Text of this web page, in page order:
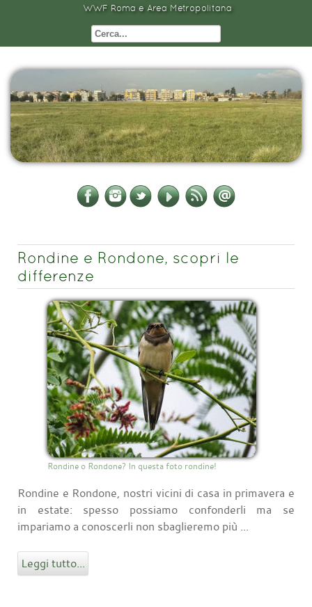
WWF Roma e Area Metropolitana
Rondine e Rondone, scopri le
differenze
Rondine o Rondone? In questa foto rondine!
Rondine e Rondone, nostri vicini di casa in primavera e
in estate: spesso possiamo confonderli ma se
impariamo a conoscerli non sbaglieremo più ...
Leggi tutto...